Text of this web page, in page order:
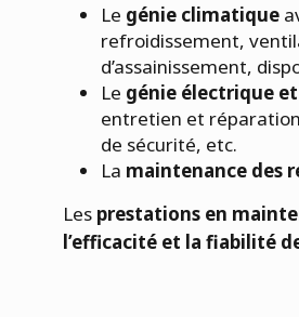
Le génie climatique
refroidissement,
d’assainissement,
Le génie électrique
entretien et
de sécurité, etc.
La maintenance des
Les prestations en
l’efficacité et la fiabilité